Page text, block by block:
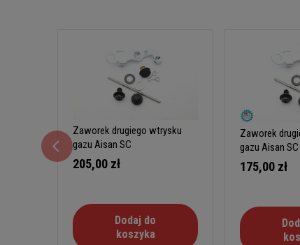
Zaworek drugiego wtrysku
gazu Aisan SC
205,00 zł
Dodaj do
koszyka
Zaworek
gazu Aisan
175,00 zł